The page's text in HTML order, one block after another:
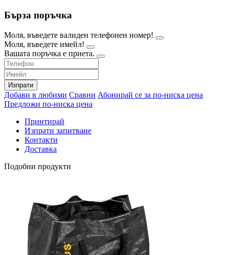
Бърза поръчка
Моля, въведете валиден телефонен номер!
Моля, въведете имейл!
Вашата поръчка е приета.
Изпрати
Добави в любими Сравни Абонирай се за по-ниска цена
Предложи по-ниска цена
Принтирай
Изпрати запитване
Контакти
Доставка
Подобни продукти